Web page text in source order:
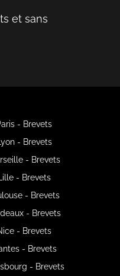
et sans
- Brevets
- Brevets
- Brevets
- Brevets
- Brevets
- Brevets
- Brevets
- Brevets
- Brevets